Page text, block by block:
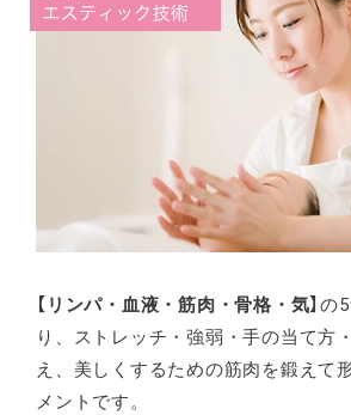
【リンパ・血液・筋肉・骨格・気】の
り、ストレッチ・強弱・手の当て方
え、美しくするための筋肉を鍛えて
メントです。